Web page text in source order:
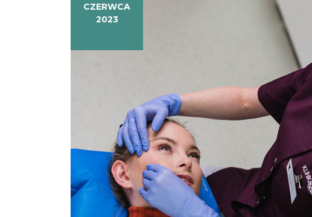
CZERWCA
2023